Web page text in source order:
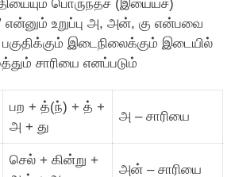
பொருந்தச் (இயையச்)
என்னும் உறுப்பு அ, அன், கு என்பவை
இடைநிலைக்கும் இடையில்
சாரியை எனப்படும்
பற + த்(ந்) + த் +
அ + து
அ – சாரியை
செல் + கின்று +
அன் – சாரியை